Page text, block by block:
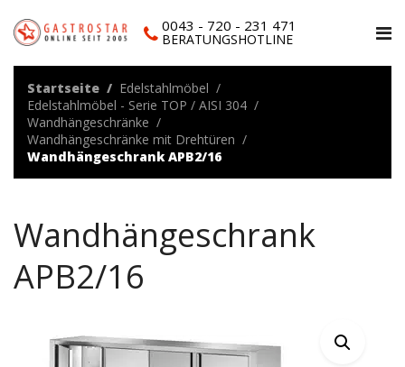
0043 - 720 - 231 471
BERATUNGSHOTLINE
Startseite
Edelstahlmöbel
Edelstahlmöbel - Serie TOP / AISI 304
Wandhängeschränke
Wandhängeschränke mit Drehtüren
Wandhängeschrank APB2/16
Wandhängeschrank
APB2/16